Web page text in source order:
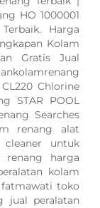
HO 1000001
Harga
Kolam
Gratis Jual
Chlorine
STAR POOL
Searches
renang alat
cleaner untuk
renang harga
kolam
fatmawati toko
jual peralatan